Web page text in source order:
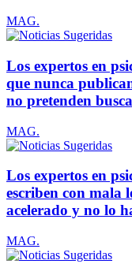
MAG.
Los expertos en
que nunca
no pretenden
MAG.
Los expertos en
escriben con mala
acelerado y no lo
MAG.